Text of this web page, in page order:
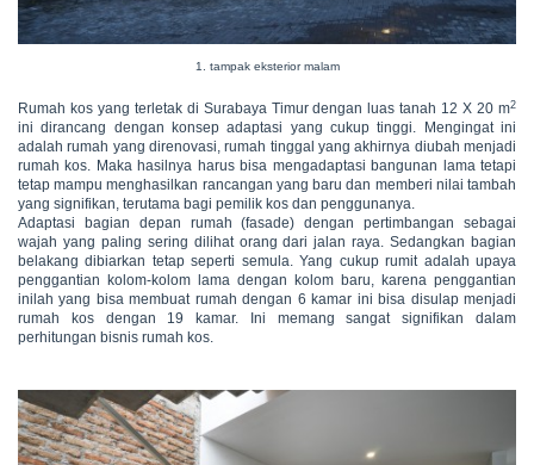
1. tampak eksterior malam
Rumah kos yang terletak di Surabaya Timur dengan luas tanah 12 X 20 m2
ini dirancang dengan konsep adaptasi yang cukup tinggi. Mengingat ini
adalah rumah yang direnovasi, rumah tinggal yang akhirnya diubah menjadi
rumah kos. Maka hasilnya harus bisa mengadaptasi bangunan lama tetapi
tetap mampu menghasilkan rancangan yang baru dan memberi nilai tambah
yang signifikan, terutama bagi pemilik kos dan penggunanya.
Adaptasi bagian depan rumah (fasade) dengan pertimbangan sebagai
wajah yang paling sering dilihat orang dari jalan raya. Sedangkan bagian
belakang dibiarkan tetap seperti semula. Yang cukup rumit adalah upaya
penggantian kolom-kolom lama dengan kolom baru, karena penggantian
inilah yang bisa membuat rumah dengan 6 kamar ini bisa disulap menjadi
rumah kos dengan 19 kamar. Ini memang sangat signifikan dalam
perhitungan bisnis rumah kos.